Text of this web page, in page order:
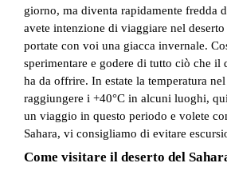
giorno, ma diventa rapidamente fredda
avete intenzione di viaggiare nel
portate con voi una giacca invernale.
sperimentare e godere di tutto ciò che il
ha da offrire. In estate la temperatura
raggiungere i +40°C in alcuni luoghi,
un viaggio in questo periodo e volete
Sahara, vi consigliamo di evitare
Come visitare il deserto del